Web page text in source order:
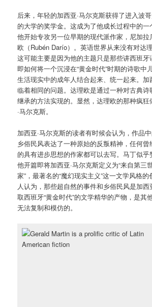
后来，年轻的加西亚·马尔克斯获得了进入波
的大学的奖学金。这成为了他成长过程中的一
他开始专攻另一位早期的现代派作家，尼加拉
欧（Rubén Darío）。英语世界从来没有对达
这可能主要是因为他的主题只是那些讲西班
即如何将一个沉浸在“黄金时代”时期的诗歌中
生活现实中的成年人结合起来、统一起来。加
临着相同的问题。达理欧是通过一种对古典
继承的方法实现的。显然，达理欧的那种疯
·马尔克斯。
加西亚·马尔克斯的读者有时候会认为，作品
乡俗民风表达了一种原始的反叛精神，任何
的具有进步思想的作家都可以去写。马丁似
他开篇即将加西亚·马尔克斯定义为“来自第三
家”，最著名的“魔幻现实主义”这一文学风格
人认为，那些超自然的事件和乡俗民风是加西
取西班牙“黄金时代”的文学精华的产物，是其
无法复制和模仿的。